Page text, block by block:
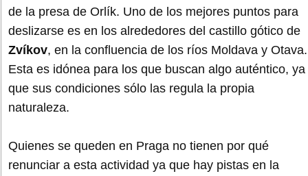
de la presa de Orlík. Uno de los mejores puntos para
deslizarse es en los alrededores del castillo gótico de
Zvíkov, en la confluencia de los ríos Moldava y Otava.
Esta es idónea para los que buscan algo auténtico, ya
que sus condiciones sólo las regula la propia
naturaleza.
Quienes se queden en Praga no tienen por qué
renunciar a esta actividad ya que hay pistas en la